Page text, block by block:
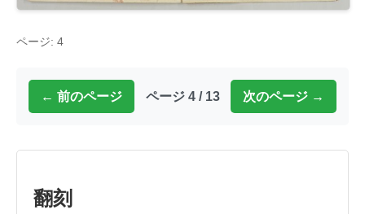
ページ: 4
← 前のページ ページ 4 / 13 次のページ →
翻刻